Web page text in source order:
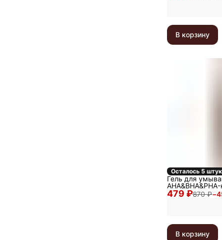
В корзину
Осталось 5 штук
479 ₽870 ₽−
Гель для
мл
В корзину